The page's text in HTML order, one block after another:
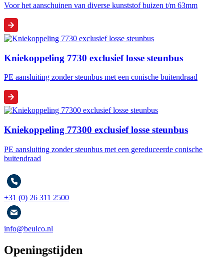
Voor het aanschuinen van diverse kunststof buizen t/m 63mm
Kniekoppeling 7730 exclusief losse steunbus
PE aansluiting zonder steunbus met een conische buitendraad
Kniekoppeling 77300 exclusief losse steunbus
PE aansluiting zonder steunbus met een gereduceerde conische
buitendraad
+31 (0) 26 311 2500
info@beulco.nl
Openingstijden